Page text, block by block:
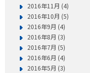
2016年11月 (4)
2016年10月 (5)
2016年9月 (4)
2016年8月 (3)
2016年7月 (5)
2016年6月 (4)
2016年5月 (3)